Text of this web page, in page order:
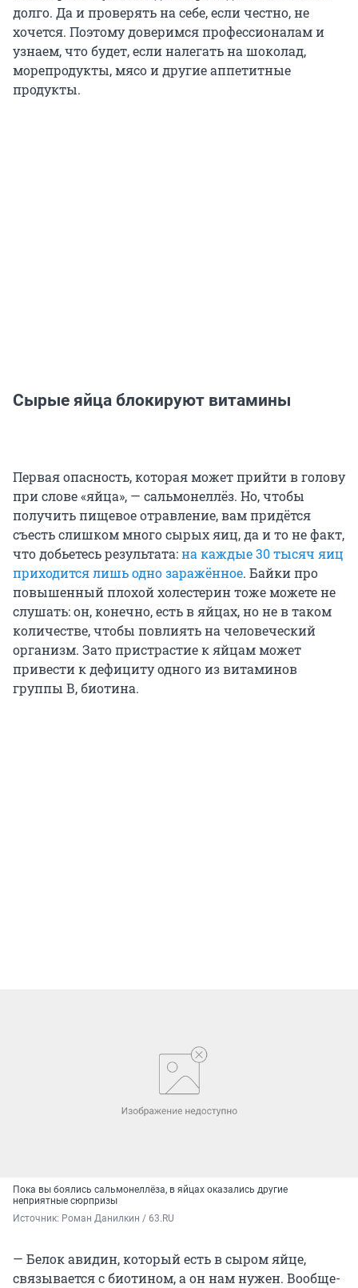
долго. Да и проверять на себе, если честно, не
хочется. Поэтому доверимся профессионалам и
узнаем, что будет, если налегать на шоколад,
морепродукты, мясо и другие аппетитные
продукты.
Сырые яйца блокируют витамины
Первая опасность, которая может прийти в голову
при слове «яйца», — сальмонеллёз. Но, чтобы
получить пищевое отравление, вам придётся
съесть слишком много сырых яиц, да и то не факт,
что добьетесь результата:на каждые 30 тысяч яиц
приходится лишь одно заражённое. Байки про
повышенный плохой холестерин тоже можете не
слушать: он, конечно, есть в яйцах, но не в таком
количестве, чтобы повлиять на человеческий
организм. Зато пристрастие к яйцам может
привести к дефициту одного из витаминов
группы В, биотина.
Пока вы боялись сальмонеллёза, в яйцах оказались другие
неприятные сюрпризы
Источник: Роман Данилкин / 63.RU
— Белок авидин, который есть в сыром яйце,
связывается с биотином, а он нам нужен. Вообще-